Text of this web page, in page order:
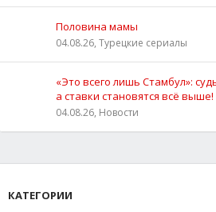
Половина мамы
04.08.26, Турецкие сериалы
«Это всего лишь Стамбул»:
а ставки становятся всё выше!
04.08.26, Новости
КАТЕГОРИИ